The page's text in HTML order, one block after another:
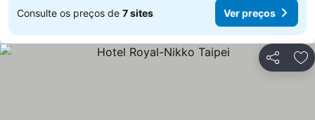
Consulte os preços de 7 sites Ver preços
Partilhar